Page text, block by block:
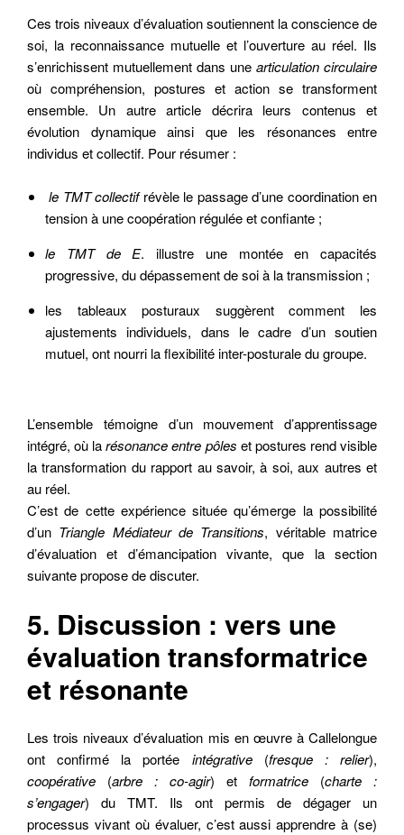
Ces trois niveaux d’évaluation soutiennent la conscience de
soi, la reconnaissance mutuelle et l’ouverture au réel. Ils
s’enrichissent mutuellement dans une articulation circulaire
où compréhension, postures et action se transforment
ensemble. Un autre article décrira leurs contenus et
évolution dynamique ainsi que les résonances entre
individus et collectif. Pour résumer :
le TMT collectifrévèle le passage d’une coordination en
tension à une coopération régulée et confiante ;
le TMT de E.
illustre une montée en capacités
progressive, du dépassement de soi à la transmission ;
les tableaux posturaux suggèrent comment les
ajustements individuels, dans le cadre d’un soutien
mutuel, ont nourri la flexibilité inter-posturale du groupe.
L’ensemble témoigne d’un mouvement d’apprentissage
intégré, où larésonance entre pôles et postures rend visible
la transformation du rapport au savoir, à soi, aux autres et
au réel.
C’est de cette expérience située qu’émerge la possibilité
d’un Triangle Médiateur de Transitions, véritable matrice
d’évaluation et d’émancipation vivante, que la section
suivante propose de discuter.
5. Discussion : vers une
évaluation transformatrice
et résonante
Les trois niveaux d’évaluation mis en œuvre à Callelongue
ont confirmé la portée intégrative (fresque : relier),
coopérative (arbre : co-agir) et formatrice (charte :
s’engager) du TMT. Ils ont permis de dégager un
processus vivant où évaluer, c’est aussi apprendre à (se)